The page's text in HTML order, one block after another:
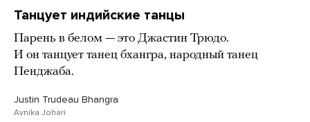
Танцует индийские танцы
Парень в белом — это Джастин Трюдо.
И он танцует танец бхангра, народный танец
Пенджаба.
Justin Trudeau Bhangra
Avnika Johari